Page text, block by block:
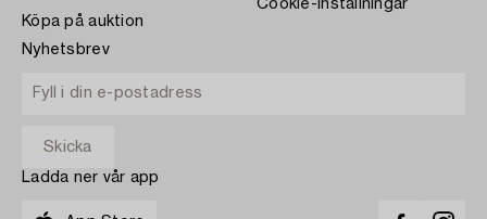
Köpa på auktion
Cookie-inställningar
Nyhetsbrev
Ladda ner vår app